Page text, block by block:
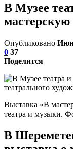
В Музее
мастерскую
Опубликовано Июн
0 37
Поделится
Выставка «В
театра и музыки.
В